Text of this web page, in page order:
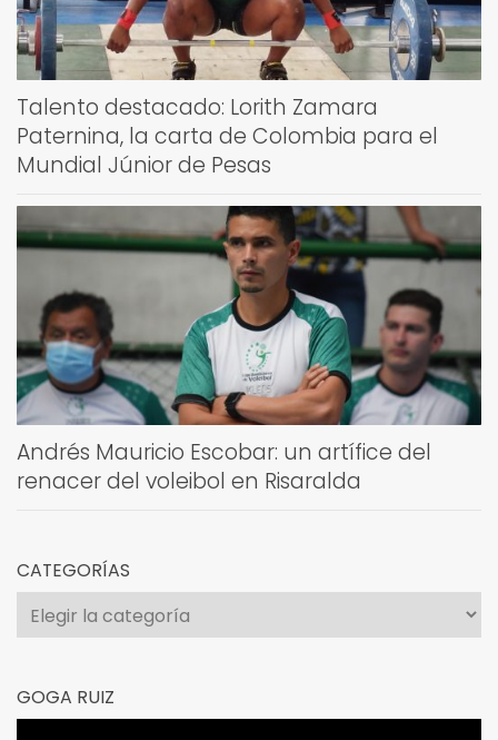
Talento destacado: Lorith Zamara
Paternina, la carta de Colombia para el
Mundial Júnior de Pesas
Andrés Mauricio Escobar: un artífice del
renacer del voleibol en Risaralda
CATEGORÍAS
Categorías
GOGA RUIZ